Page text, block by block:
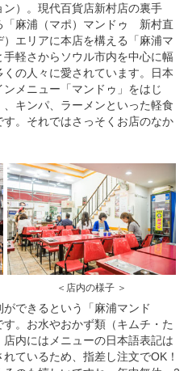
）。現代百貨店新村店の裏手
「麻浦（マポ）マンドゥ 新村直
エリアに本店を構える「麻浦マ
軽さからソウル市内を中心に幅
の人々に愛されています。日本
メニュー「マンドゥ」をはじ
キンパ、ラーメンといった軽食
。それではさっそくお店のなか
＜店内の様子 ＞
できるという「麻浦マンド
。お水やおかず類（キムチ・た
内にはメニューの日本語表記は
ているため、指差し注文でOK！